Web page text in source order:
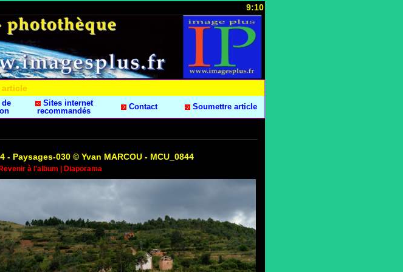
9:10
article
Sites internet
recommandés
Contact Soumettre article
- Paysages-030 © Yvan MARCOU - MCU_0844
Revenir à l'album Diaporama